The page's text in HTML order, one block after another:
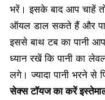
भरें। इसके बाद आप चाहें
ऑयल डाल सकते हैं और
इससे बाथ टब का पानी
ध्यान रखें कि पानी का
लगे। ज्यादा पानी भरने से
सेक्स टॉयज का करें